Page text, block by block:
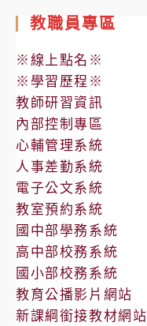
教職員專區
※線上點名※
※學習歷程※
教師研習資訊
內部控制專區
心輔管理系統
人事差勤系統
電子公文系統
教室預約系統
國中部學務系統
高中部校務系統
國小部校務系統
教育公播影片網站
新課綱銜接教材網站